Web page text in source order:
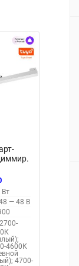
Life)
Вт
— 48 В
2700-
4600К
4700-